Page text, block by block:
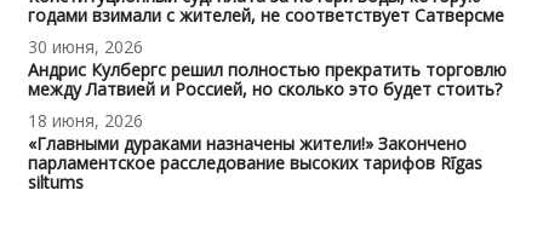
годами взимали с жителей, не соответствует Сатверсме
30 июня, 2026
Андрис Кулбергс решил полностью прекратить торговлю
между Латвией и Россией, но сколько это будет стоить?
18 июня, 2026
«Главными дураками назначены жители!» Закончено
парламентское расследование высоких тарифов Rīgas
siltums